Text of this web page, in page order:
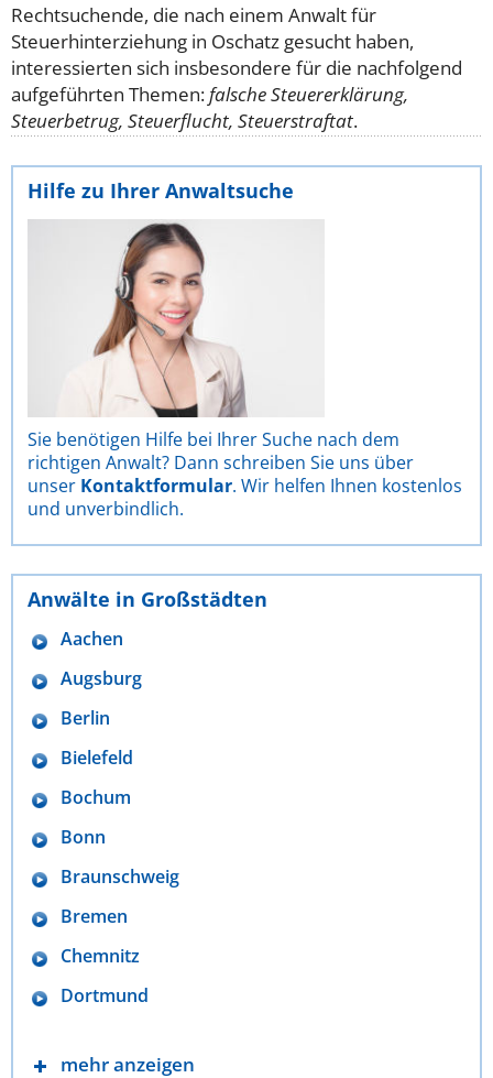
Rechtsuchende, die nach einem Anwalt für
Steuerhinterziehung in Oschatz gesucht haben,
interessierten sich insbesondere für die nachfolgend
aufgeführten Themen: falsche Steuererklärung,
Steuerbetrug, Steuerflucht, Steuerstraftat.
Hilfe zu Ihrer Anwaltsuche
Sie benötigen Hilfe bei Ihrer Suche nach dem
richtigen Anwalt? Dann schreiben Sie uns über
unser Kontaktformular. Wir helfen Ihnen kostenlos
und unverbindlich.
Anwälte in Großstädten
Aachen
Augsburg
Berlin
Bielefeld
Bochum
Bonn
Braunschweig
Bremen
Chemnitz
Dortmund
mehr anzeigen